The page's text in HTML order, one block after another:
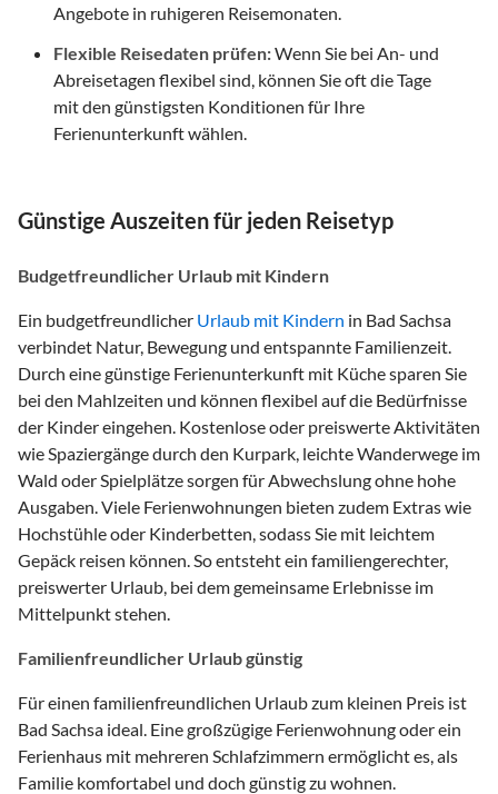
Angebote in ruhigeren Reisemonaten.
Flexible Reisedaten prüfen:Wenn Sie bei An- und
Abreisetagen flexibel sind, können Sie oft die Tage
mit den günstigsten Konditionen für Ihre
Ferienunterkunft wählen.
Günstige Auszeiten für jeden Reisetyp
Budgetfreundlicher Urlaub mit Kindern
Ein budgetfreundlicher Urlaub mit Kindern in Bad Sachsa
verbindet Natur, Bewegung und entspannte Familienzeit.
Durch eine günstige Ferienunterkunft mit Küche sparen Sie
bei den Mahlzeiten und können flexibel auf die Bedürfnisse
der Kinder eingehen. Kostenlose oder preiswerte Aktivitäten
wie Spaziergänge durch den Kurpark, leichte Wanderwege im
Wald oder Spielplätze sorgen für Abwechslung ohne hohe
Ausgaben. Viele Ferienwohnungen bieten zudem Extras wie
Hochstühle oder Kinderbetten, sodass Sie mit leichtem
Gepäck reisen können. So entsteht ein familiengerechter,
preiswerter Urlaub, bei dem gemeinsame Erlebnisse im
Mittelpunkt stehen.
Familienfreundlicher Urlaub günstig
Für einen familienfreundlichen Urlaub zum kleinen Preis ist
Bad Sachsa ideal. Eine großzügige Ferienwohnung oder ein
Ferienhaus mit mehreren Schlafzimmern ermöglicht es, als
Familie komfortabel und doch günstig zu wohnen.